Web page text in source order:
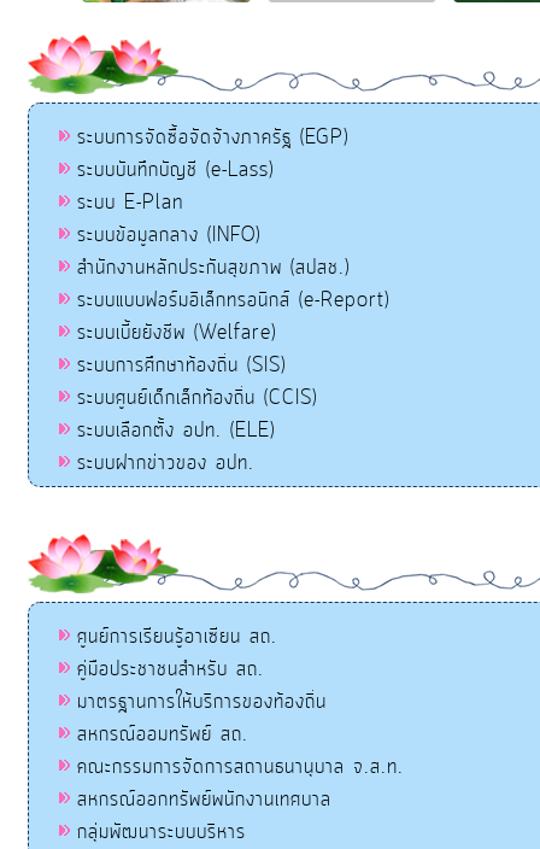
ระบบการจัดซื้อจัดจ้างภาครัฐ (EGP)
ระบบบันทึกบัญชี (e-Lass)
ระบบ E-Plan
ระบบข้อมูลกลาง (INFO)
สำนักงานหลักประกันสุขภาพ (สปสช.)
ระบบแบบฟอร์มอิเล็กทรอนิกส์ (e-Report)
ระบบเบี้ยยังชีพ (Welfare)
ระบบการศึกษาท้องถิ่น (SIS)
ระบบศูนย์เด็กเล็กท้องถิ่น (CCIS)
ระบบเลือกตั้ง อปท. (ELE)
ระบบฝากข่าวของ อปท.
ศูนย์การเรียนรู้อาเซียน สถ.
คู่มือประชาชนสำหรับ สถ.
มาตรฐานการให้บริการของท้องถิ่น
สหกรณ์ออมทรัพย์ สถ.
คณะกรรมการจัดการสถานธนานุบาล จ.ส.ท.
สหกรณ์ออกทรัพย์พนักงานเทศบาล
กลุ่มพัฒนาระบบบริหาร